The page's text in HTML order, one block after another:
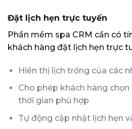
Đặt lịch hẹn trực tuyến
Phần mềm spa CRM cần có
khách hàng đặt lịch hẹn trực
Hiển thị lịch trống của các
Cho phép khách hàng chọn
thời gian phù hợp
Tự động cập nhật lịch hẹn